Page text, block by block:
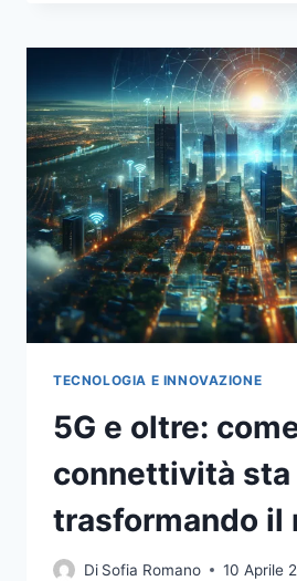
IL
TUO
KIMCHI
TECNOLOGIA E INNOVAZIONE
5G e oltre:
connettività sta
trasformando il
Di Sofia Romano 10 Aprile